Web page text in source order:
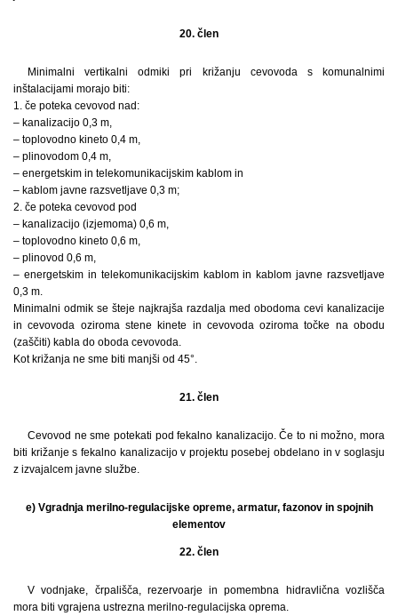
20. člen
Minimalni vertikalni odmiki pri križanju cevovoda s komunalnimi
inštalacijami morajo biti:
1. če poteka cevovod nad:
– kanalizacijo 0,3 m,
– toplovodno kineto 0,4 m,
– plinovodom 0,4 m,
– energetskim in telekomunikacijskim kablom in
– kablom javne razsvetljave 0,3 m;
2. če poteka cevovod pod
– kanalizacijo (izjemoma) 0,6 m,
– toplovodno kineto 0,6 m,
– plinovod 0,6 m,
– energetskim in telekomunikacijskim kablom in kablom javne razsvetljave
0,3 m.
Minimalni odmik se šteje najkrajša razdalja med obodoma cevi kanalizacije
in cevovoda oziroma stene kinete in cevovoda oziroma točke na obodu
(zaščiti) kabla do oboda cevovoda.
Kot križanja ne sme biti manjši od 45°.
21. člen
Cevovod ne sme potekati pod fekalno kanalizacijo. Če to ni možno, mora
biti križanje s fekalno kanalizacijo v projektu posebej obdelano in v soglasju
z izvajalcem javne službe.
e) Vgradnja merilno-regulacijske opreme, armatur, fazonov in spojnih
elementov
22. člen
V vodnjake, črpališča, rezervoarje in pomembna hidravlična vozlišča
mora biti vgrajena ustrezna merilno-regulacijska oprema.